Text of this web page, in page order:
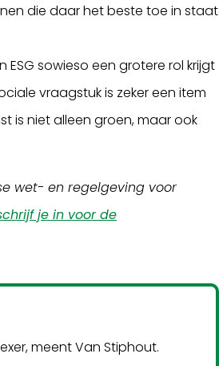
die daar het beste toe in staat
sowieso een grotere rol krijgt
vraagstuk is zeker een item
is niet alleen groen, maar ook
wet- en regelgeving voor
je in voor de
meent Van Stiphout.